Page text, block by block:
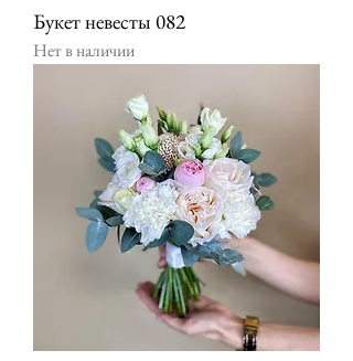
Букет невесты 082
Нет в наличии